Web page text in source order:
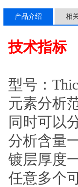
产品介绍 相
技术指标
型号：
元素分析
同时可以
分析含量
镀层厚度
任意多个